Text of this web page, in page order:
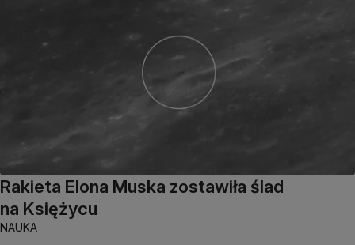
Rakieta Elona Muska zostawiła ślad
na Księżycu
NAUKA